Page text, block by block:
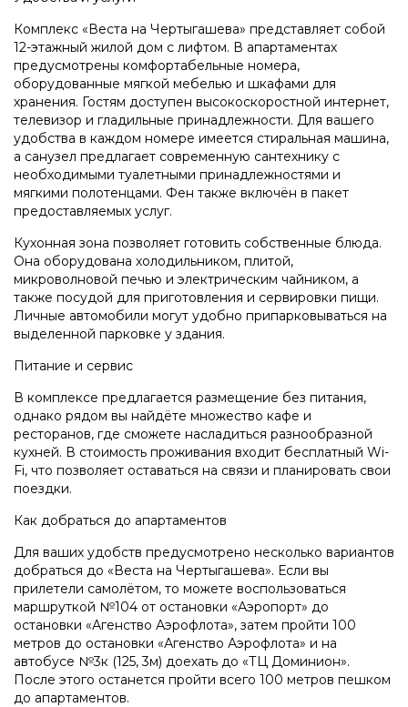
Комплекс «Веста на Чертыгашева» представляет собой
12-этажный жилой дом с лифтом. В апартаментах
предусмотрены комфортабельные номера,
оборудованные мягкой мебелью и шкафами для
хранения. Гостям доступен высокоскоростной интернет,
телевизор и гладильные принадлежности. Для вашего
удобства в каждом номере имеется стиральная машина,
а санузел предлагает современную сантехнику с
необходимыми туалетными принадлежностями и
мягкими полотенцами. Фен также включён в пакет
предоставляемых услуг.
Кухонная зона позволяет готовить собственные блюда.
Она оборудована холодильником, плитой,
микроволновой печью и электрическим чайником, а
также посудой для приготовления и сервировки пищи.
Личные автомобили могут удобно припарковываться на
выделенной парковке у здания.
Питание и сервис
В комплексе предлагается размещение без питания,
однако рядом вы найдёте множество кафе и
ресторанов, где сможете насладиться разнообразной
кухней. В стоимость проживания входит бесплатный Wi-
Fi, что позволяет оставаться на связи и планировать свои
поездки.
Как добраться до апартаментов
Для ваших удобств предусмотрено несколько вариантов
добраться до «Веста на Чертыгашева». Если вы
прилетели самолётом, то можете воспользоваться
маршруткой №104 от остановки «Аэропорт» до
остановки «Агенство Аэрофлота», затем пройти 100
метров до остановки «Агенство Аэрофлота» и на
автобусе №3к (125, 3м) доехать до «ТЦ Доминион».
После этого останется пройти всего 100 метров пешком
до апартаментов.